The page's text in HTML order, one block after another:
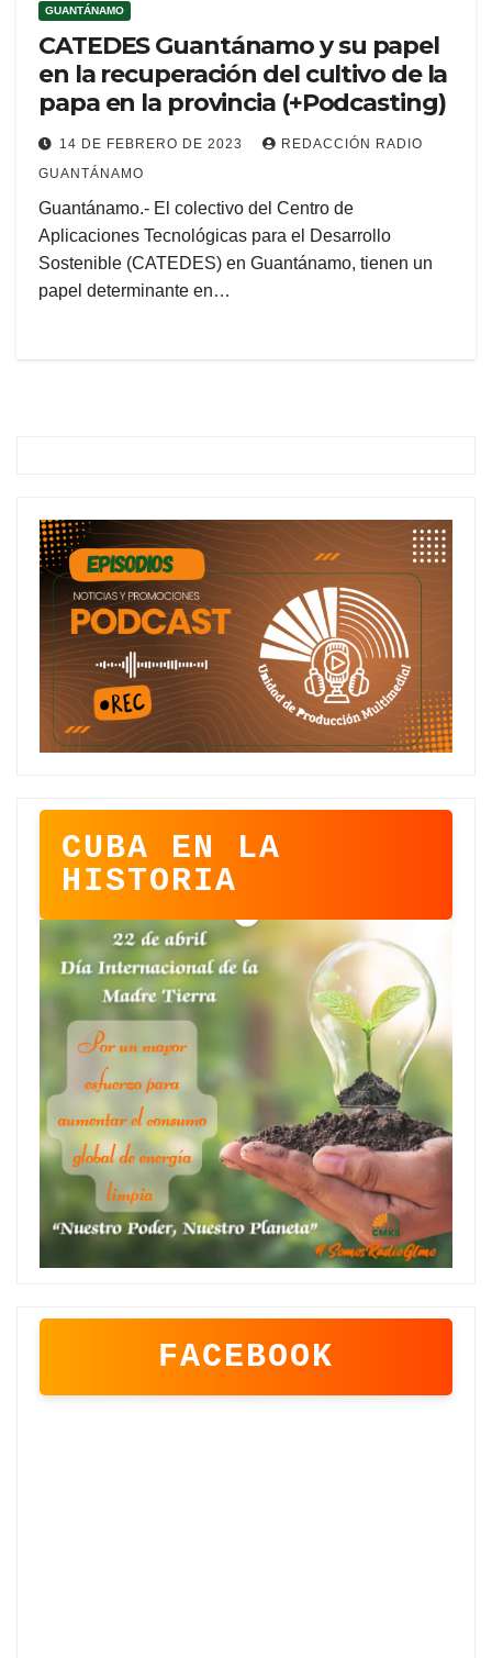
GUANTÁNAMO
CATEDES Guantánamo y su papel
en la recuperación del cultivo de la
papa en la provincia (+Podcasting)
14 DE FEBRERO DE 2023
REDACCIÓN RADIO
GUANTÁNAMO
Guantánamo.- El colectivo del Centro de
Aplicaciones Tecnológicas para el Desarrollo
Sostenible (CATEDES) en Guantánamo, tienen un
papel determinante en…
CUBA EN LA
HISTORIA
FACEBOOK